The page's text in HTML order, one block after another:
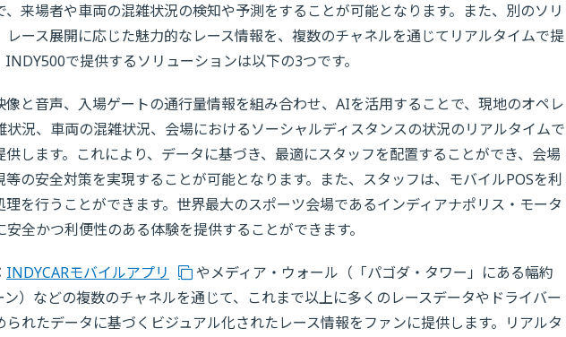
来場者や車両の混雑状況の検知や予測をすることが可能となります。また、別のソリ
ース展開に応じた魅力的なレース情報を、複数のチャネルを通じてリアルタイムで提
で提供するソリューションは以下の3つです。
像と音声、入場ゲートの通行量情報を組み合わせ、AIを活用することで、現地のオペレ
況、車両の混雑状況、会場におけるソーシャルディスタンスの状況のリアルタイムで
します。これにより、データに基づき、最適にスタッフを配置することができ、会場
の安全対策を実現することが可能となります。また、スタッフは、モバイルPOSを利
を行うことができます。世界最大のスポーツ会場であるインディアナポリス・モータ
全かつ利便性のある体験を提供することができます。
INDYCARモバイルアプリ
やメディア・ウォール（「パゴダ・タワー」にある幅約
）などの複数のチャネルを通じて、これまで以上に多くのレースデータやドライバー
れたデータに基づくビジュアル化されたレース情報をファンに提供します。リアルタ